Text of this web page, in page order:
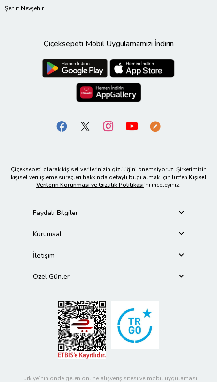
Şehir: Nevşehir
Çiçeksepeti Mobil Uygulamamızı İndirin
Çiçeksepeti olarak kişisel verilerinizin gizliliğini önemsiyoruz. Şirketimizin
kişisel veri işleme süreçleri hakkında detaylı bilgi almak için lütfen Kişisel
Verilerin Korunması ve Gizlilik Politikası’nı inceleyiniz.
Faydalı Bilgiler
Kurumsal
İletişim
Özel Günler
Türkiye’nin önde gelen online alışveriş sitesi ve mobil uygulaması